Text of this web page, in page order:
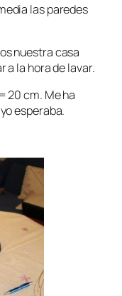
las paredes
nuestra casa
a la hora de lavar.
20 cm. Me ha
esperaba.